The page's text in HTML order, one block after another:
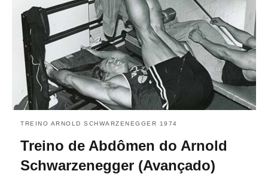
TREINO ARNOLD SCHWARZENEGGER 1974
Treino de Abdômen do Arnold
Schwarzenegger (Avançado)